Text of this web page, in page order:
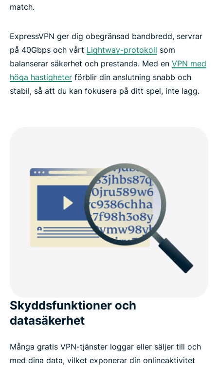
match.
ExpressVPN ger dig obegränsad bandbredd, servrar
på 40Gbps och vårt Lightway-protokoll som
balanserar säkerhet och prestanda. Med en VPN med
höga hastigheter förblir din anslutning snabb och
stabil, så att du kan fokusera på ditt spel, inte lagg.
Skyddsfunktioner och
datasäkerhet
Många gratis VPN-tjänster loggar eller säljer till och
med dina data, vilket exponerar din onlineaktivitet